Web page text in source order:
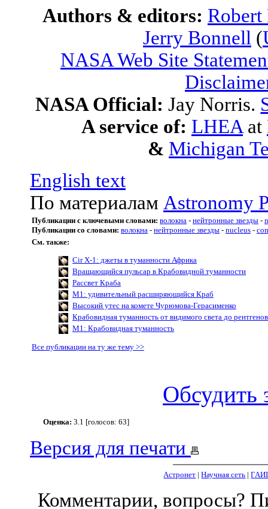
Authors & editors:
Jerry Bonnell (
NASA Web Site
NASA Official:Jay Norris.
A service of: LHEA at
& Michigan
English text
По материалам Astronomy
Публикации с ключевыми словами: волокна - нейтронные звезды -
Публикации со словами: волокна - нейтронные звезды - nucleus -
См. также:
Cir X-1: джеты в туманности Африка
Вращающийся пульсар в Крабовидной туманности
Рассвет Краба
M1: удивительный расширяющийся Краб
Высокий утес на комете Чурюмова-Герасименко
Крабовидная туманность от видимого света до
M1: Крабовидная туманность
Все публикации на ту же тему >>
Обсудить
Оценка: 3.1 [голосов: 63]
Версия для печати
Астронет |Научная сеть |
Комментарии, вопросы?